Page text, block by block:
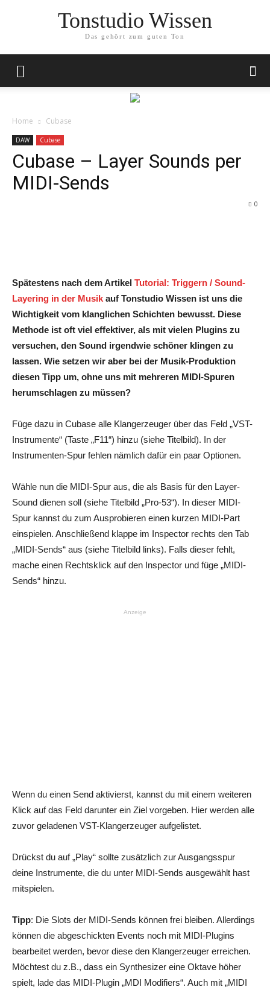
Tonstudio Wissen
Das gehört zum guten Ton
Home Cubase
DAW Cubase
Cubase – Layer Sounds per
MIDI-Sends
0
Spätestens nach dem Artikel Tutorial: Triggern / Sound-
Layering in der Musik auf Tonstudio Wissen ist uns die
Wichtigkeit vom klanglichen Schichten bewusst. Diese
Methode ist oft viel effektiver, als mit vielen Plugins zu
versuchen, den Sound irgendwie schöner klingen zu
lassen. Wie setzen wir aber bei der Musik-Produktion
diesen Tipp um, ohne uns mit mehreren MIDI-Spuren
herumschlagen zu müssen?
Füge dazu in Cubase alle Klangerzeuger über das Feld „VST-
Instrumente“ (Taste „F11“) hinzu (siehe Titelbild). In der
Instrumenten-Spur fehlen nämlich dafür ein paar Optionen.
Wähle nun die MIDI-Spur aus, die als Basis für den Layer-
Sound dienen soll (siehe Titelbild „Pro-53“). In dieser MIDI-
Spur kannst du zum Ausprobieren einen kurzen MIDI-Part
einspielen. Anschließend klappe im Inspector rechts den Tab
„MIDI-Sends“ aus (siehe Titelbild links). Falls dieser fehlt,
mache einen Rechtsklick auf den Inspector und füge „MIDI-
Sends“ hinzu.
Anzeige
Wenn du einen Send aktivierst, kannst du mit einem weiteren
Klick auf das Feld darunter ein Ziel vorgeben. Hier werden alle
zuvor geladenen VST-Klangerzeuger aufgelistet.
Drückst du auf „Play“ sollte zusätzlich zur Ausgangsspur
deine Instrumente, die du unter MIDI-Sends ausgewählt hast
mitspielen.
Tipp: Die Slots der MIDI-Sends können frei bleiben. Allerdings
können die abgeschickten Events noch mit MIDI-Plugins
bearbeitet werden, bevor diese den Klangerzeuger erreichen.
Möchtest du z.B., dass ein Synthesizer eine Oktave höher
spielt, lade das MIDI-Plugin „MDI Modifiers“. Auch mit „MIDI